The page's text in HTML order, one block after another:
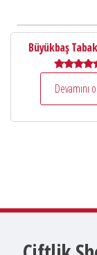
Büyükbaş
5.00
oy aldı
Devamını